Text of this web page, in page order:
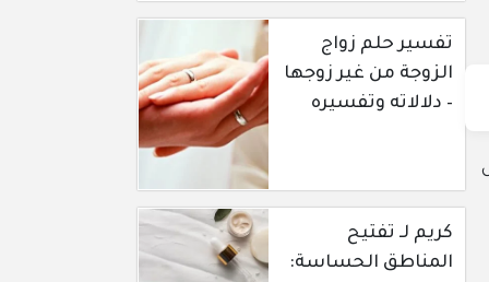
تفسير حلم زواج
الزوجة من غير زوجها
– دلالاته وتفسيره
كريم لـ تفتيح
المناطق الحساسة: